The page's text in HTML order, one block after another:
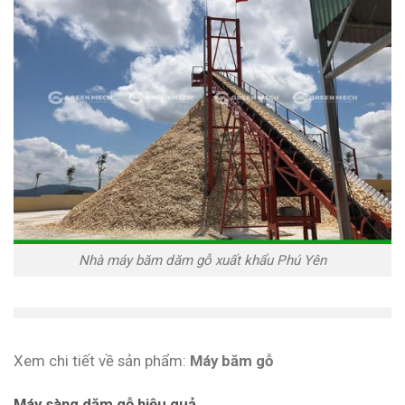
Nhà máy băm dăm gỗ xuất khẩu Phú Yên
Xem chi tiết về sản phẩm: Máy băm gỗ